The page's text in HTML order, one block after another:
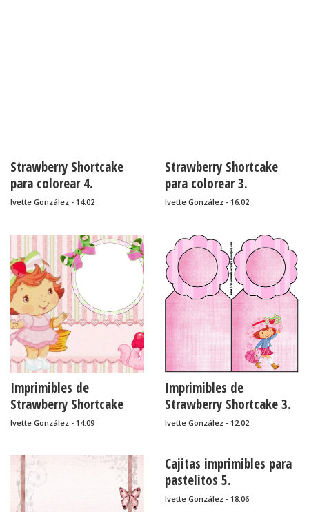
Strawberry Shortcake
para colorear 4.
Ivette González - 14:02
Strawberry Shortcake
para colorear 3.
Ivette González - 16:02
Imprimibles de
Strawberry Shortcake
Bebé 2.
Ivette González - 14:09
Imprimibles de
Strawberry Shortcake 3.
Ivette González - 12:02
Cajitas imprimibles para
pastelitos 5.
Ivette González - 18:06